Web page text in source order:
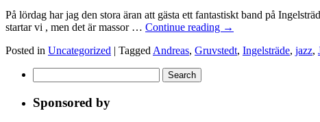
På lördag har jag den stora äran att gästa ett fantastiskt band på
startar vi , men det är massor … Continue reading →
Posted in Uncategorized | Tagged Andreas, Gruvstedt, Ingelsträde, jazz,
for:
Sponsored by